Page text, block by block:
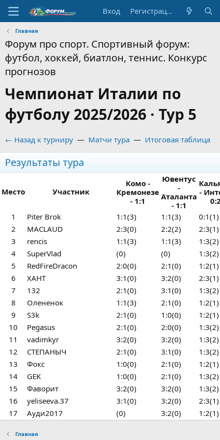
Вход Регистрация
Главная
Форум про спорт. Спортивный форум:
футбол, хоккей, биатлон, теннис. Конкурс
прогнозов
Чемпионат Италии по
футболу 2025/2026 · Тур 5
← Назад к турниру — Матчи тура — Итоговая таблица
Результаты тура
Место Участник
Комо -
Кремонезе
- 1:1
Ювентус
-
Аталанта
- 1:1
-
1
Piter Brok 1:1(3) 1:1(3)
0:1(1)
2
MACLAUD 2:3(0) 2:2(2)
2:3(1)
3
rencis 1:1(3) 1:1(3)
1:3(2)
4
SuperVlad (0) (0)
1:3(2)
5
RedFireDracon 2:0(0) 2:1(0)
1:2(1)
6
ХАНТ 3:1(0) 3:2(0)
2:3(1)
7
132 2:1(0) 3:1(0)
1:3(2)
8
Олененок 1:1(3) 2:1(0)
1:2(1)
9
S3k 2:1(0) 1:0(0)
1:2(1)
10
Pegasus 2:1(0) 2:0(0)
1:3(2)
11
vadimkyr 3:2(0) 3:2(0)
1:3(2)
12
СТЕПАНЫЧ 2:1(0) 3:1(0)
1:3(2)
13
Фокс 1:0(0) 2:1(0)
1:2(1)
14
GEK 1:0(0) 2:1(0)
1:3(2)
15
Фаворит 3:2(0) 3:2(0)
1:3(2)
16
yeliseeva.37 3:1(0) 3:2(0)
2:3(1)
17
Ауди2017 (0) 3:2(0) 1:2(1)
Главная